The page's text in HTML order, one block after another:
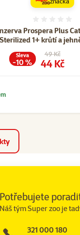
Prospera Plus
Sterilized 1+ krůtí a
Původní cena
49 Kč
Cena
44 Kč
Sleva
-10 %
Potřebujete
Náš tým Super zoo je
321 000 180